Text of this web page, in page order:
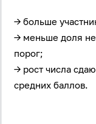
→ больше
→ меньше доля
порог;
→ рост числа
средних баллов.